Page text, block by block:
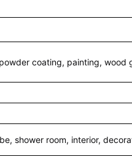
coating, painting, wood
shower room, interior,